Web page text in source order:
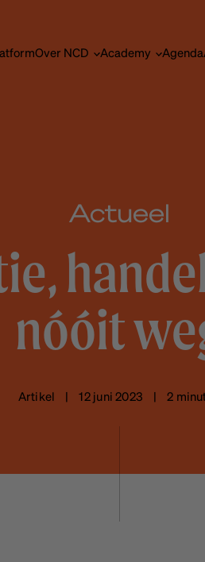
Over NCD Academy Agenda
Actueel
nóóit
Artikel | 12 juni 2023 | 2